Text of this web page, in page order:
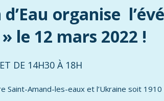
d’Eau organise
le 12 mars 2022 !
DE 14H30 À 18H
Saint-Amand-les-eaux et l’Ukraine soit 1910